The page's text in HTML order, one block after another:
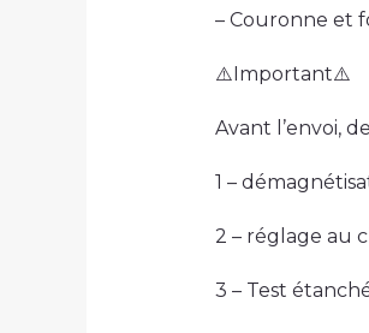
– Couronne et
⚠️Important⚠️
Avant l’envoi,
1 –
2 – réglage au
3 – Test